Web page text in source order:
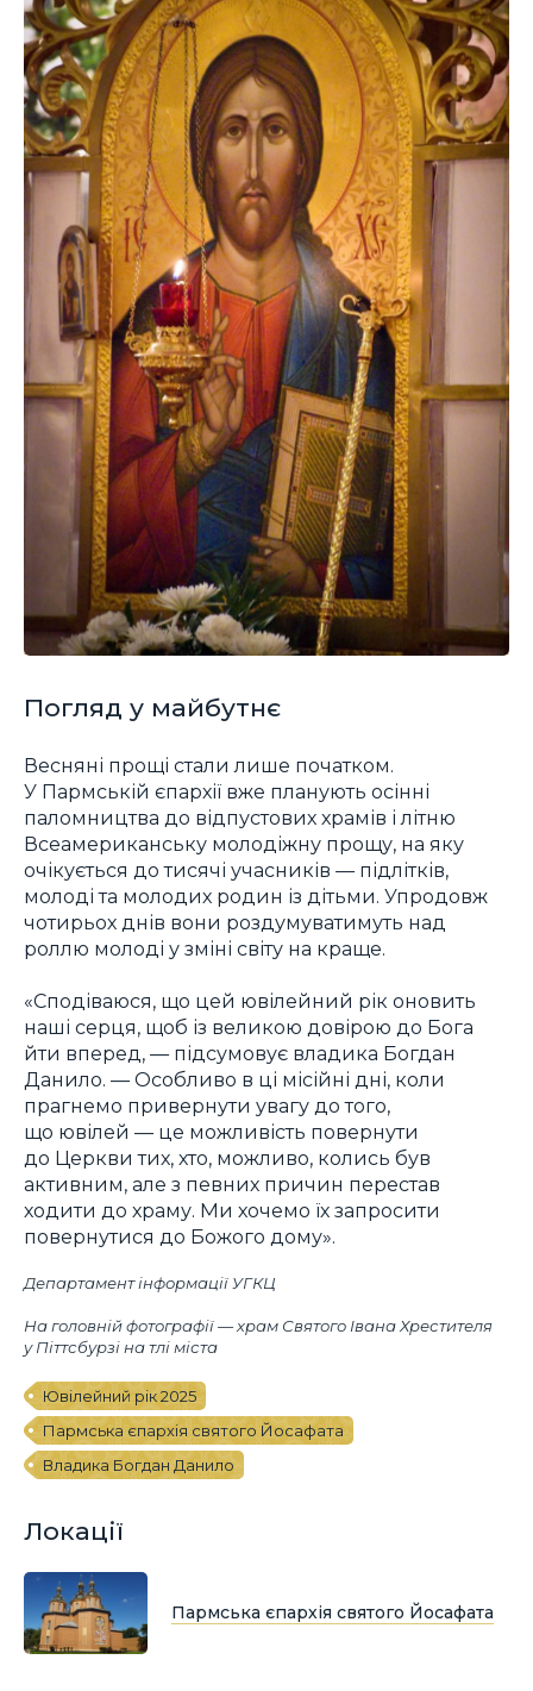
Погляд у майбутнє
Весняні прощі стали лише початком.
У Пармській єпархії вже планують осінні
паломництва до відпустових храмів і літню
Всеамериканську молодіжну прощу, на яку
очікується до тисячі учасників — підлітків,
молоді та молодих родин із дітьми. Упродовж
чотирьох днів вони роздумуватимуть над
роллю молоді у зміні світу на краще.
«Сподіваюся, що цей ювілейний рік оновить
наші серця, щоб із великою довірою до Бога
йти вперед, — підсумовує владика Богдан
Данило. — Особливо в ці місійні дні, коли
прагнемо привернути увагу до того,
що ювілей — це можливість повернути
до Церкви тих, хто, можливо, колись був
активним, але з певних причин перестав
ходити до храму. Ми хочемо їх запросити
повернутися до Божого дому».
Департамент інформації УГКЦ
На головній фотографії — храм Святого Івана Хрестителя
у Піттсбурзі на тлі міста
Ювілейний рік 2025
Пармська єпархія святого Йосафата
Владика Богдан Данило
Локації
Пармська єпархія святого Йосафата